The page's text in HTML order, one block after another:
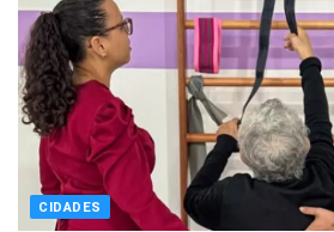
CIDADES